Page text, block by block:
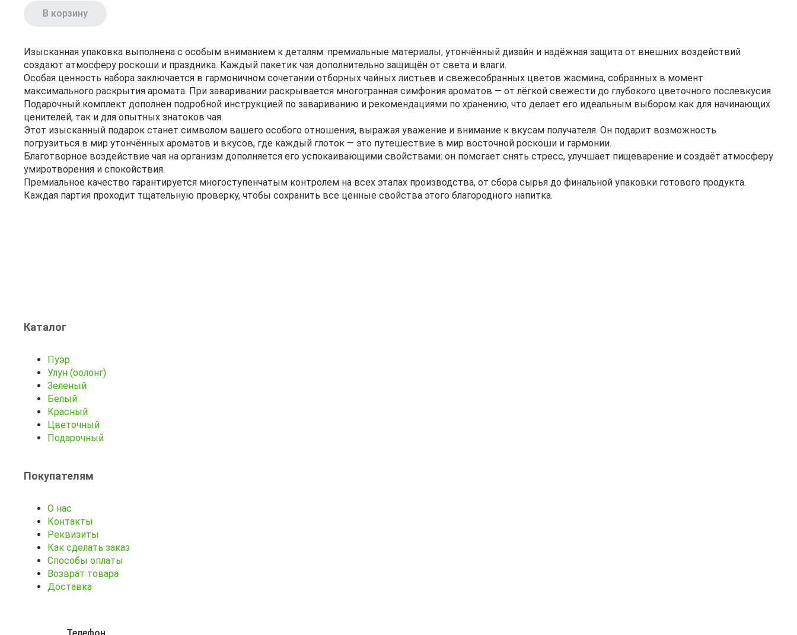
В корзину
Изысканная упаковка выполнена с особым вниманием к деталям: премиальные материалы, утончённый дизайн и надёжная защита от внешних воздействий
создают атмосферу роскоши и праздника. Каждый пакетик чая дополнительно защищён от света и влаги.
Особая ценность набора заключается в гармоничном сочетании отборных чайных листьев и свежесобранных цветов жасмина, собранных в момент
максимального раскрытия аромата. При заваривании раскрывается многогранная симфония ароматов — от лёгкой свежести до глубокого цветочного послевкусия.
Подарочный комплект дополнен подробной инструкцией по завариванию и рекомендациями по хранению, что делает его идеальным выбором как для начинающих
ценителей, так и для опытных знатоков чая.
Этот изысканный подарок станет символом вашего особого отношения, выражая уважение и внимание к вкусам получателя. Он подарит возможность
погрузиться в мир утончённых ароматов и вкусов, где каждый глоток — это путешествие в мир восточной роскоши и гармонии.
Благотворное воздействие чая на организм дополняется его успокаивающими свойствами: он помогает снять стресс, улучшает пищеварение и создаёт атмосферу
умиротворения и спокойствия.
Премиальное качество гарантируется многоступенчатым контролем на всех этапах производства, от сбора сырья до финальной упаковки готового продукта.
Каждая партия проходит тщательную проверку, чтобы сохранить все ценные свойства этого благородного напитка.
Каталог
Пуэр
Улун (оолонг)
Зеленый
Белый
Красный
Цветочный
Подарочный
Покупателям
О нас
Контакты
Реквизиты
Как сделать заказ
Способы оплаты
Возврат товара
Доставка